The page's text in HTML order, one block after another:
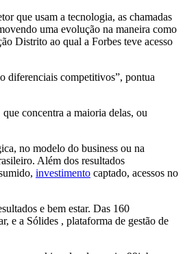
que usam a tecnologia, as chamadas
uma evolução na maneira como
Distrito ao qual a Forbes teve acesso
diferenciais competitivos”, pontua
concentra a maioria delas, ou
no modelo do business ou na
Além dos resultados
investimento captado, acessos no
e bem estar. Das 160
e a Sólides , plataforma de gestão de